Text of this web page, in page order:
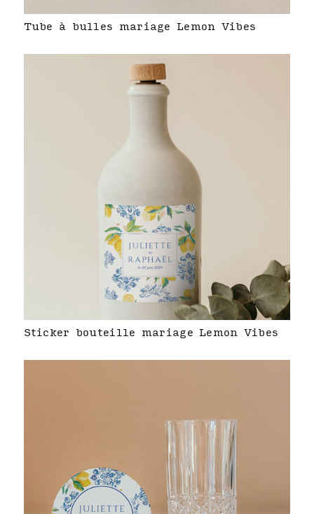
Tube à bulles mariage Lemon Vibes
Sticker bouteille mariage Lemon Vibes